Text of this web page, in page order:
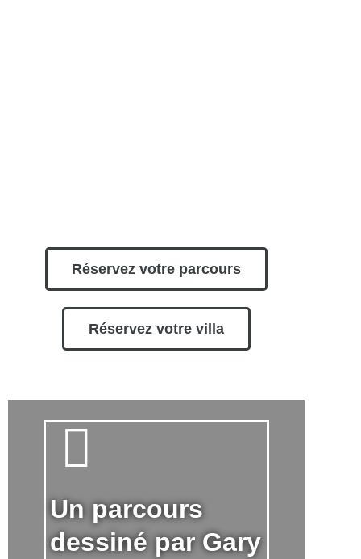
Réservez votre parcours
Réservez votre villa
Un parcours
dessiné par Gary